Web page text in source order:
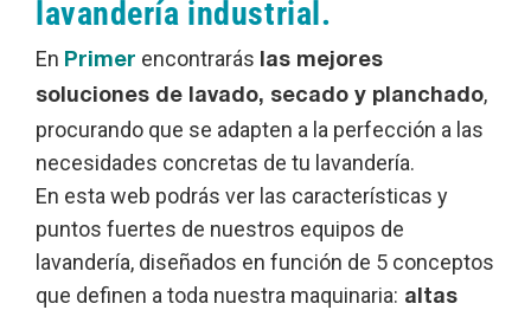
lavandería industrial.
En Primer encontrarás las mejores
soluciones de lavado, secado y planchado,
procurando que se adapten a la perfección a las
necesidades concretas de tu lavandería.
En esta web podrás ver las características y
puntos fuertes de nuestros equipos de
lavandería, diseñados en función de 5 conceptos
que definen a toda nuestra maquinaria: altas